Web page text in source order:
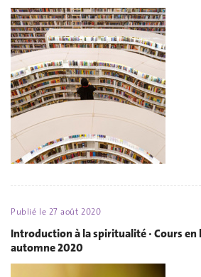
Publié le 27 août 2020
Introduction à la spiritualité · Cours en
automne 2020